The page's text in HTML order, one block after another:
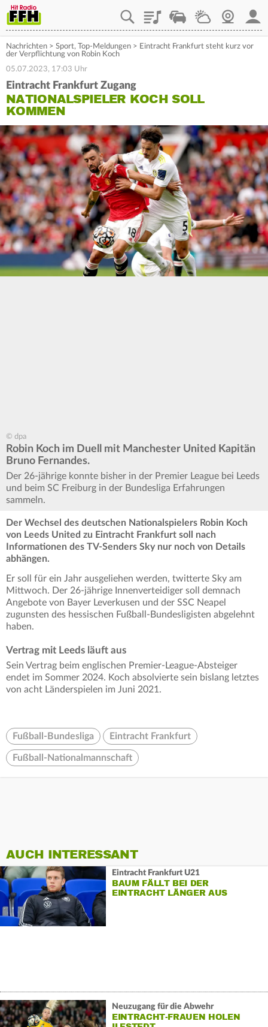
PlaylistStaupilotWetterWebcam
Nachrichten > Sport, Top-Meldungen > Eintracht Frankfurt steht kurz vor
der Verpflichtung von Robin Koch
05.07.2023, 17:03 Uhr
Eintracht Frankfurt Zugang
NATIONALSPIELER KOCH SOLL
KOMMEN
© dpa
Robin Koch im Duell mit Manchester United Kapitän
Bruno Fernandes.
Der 26-jährige konnte bisher in der Premier League bei Leeds
und beim SC Freiburg in der Bundesliga Erfahrungen
sammeln.
Der Wechsel des deutschen Nationalspielers Robin Koch
von Leeds United zu Eintracht Frankfurt soll nach
Informationen des TV-Senders Sky nur noch von Details
abhängen.
Er soll für ein Jahr ausgeliehen werden, twitterte Sky am
Mittwoch. Der 26-jährige Innenverteidiger soll demnach
Angebote von Bayer Leverkusen und der SSC Neapel
zugunsten des hessischen Fußball-Bundesligisten abgelehnt
haben.
Vertrag mit Leeds läuft aus
Sein Vertrag beim englischen Premier-League-Absteiger
endet im Sommer 2024. Koch absolvierte sein bislang letztes
von acht Länderspielen im Juni 2021.
Fußball-Bundesliga Eintracht Frankfurt
Fußball-Nationalmannschaft
AUCH INTERESSANT
Eintracht Frankfurt U21
BAUM FÄLLT BEI DER
EINTRACHT LÄNGER AUS
Neuzugang für die Abwehr
EINTRACHT-FRAUEN HOLEN